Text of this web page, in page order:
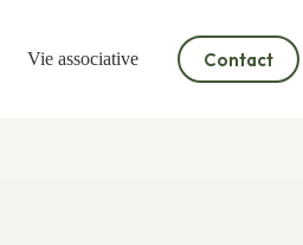
Vie associative Contact